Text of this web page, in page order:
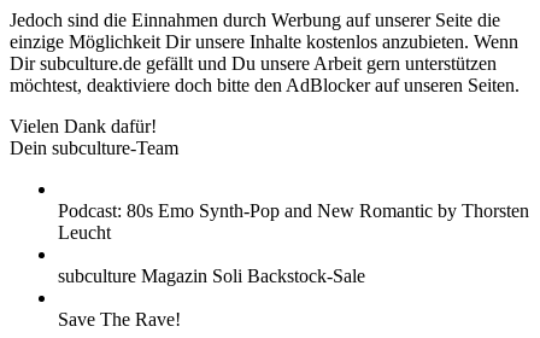
Jedoch sind die Einnahmen durch Werbung auf unserer Seite die
einzige Möglichkeit Dir unsere Inhalte kostenlos anzubieten. Wenn
Dir subculture.de gefällt und Du unsere Arbeit gern unterstützen
möchtest, deaktiviere doch bitte den AdBlocker auf unseren Seiten.
Vielen Dank dafür!
Dein subculture-Team
Podcast: 80s Emo Synth-Pop and New Romantic by Thorsten
Leucht
subculture Magazin Soli Backstock-Sale
Save The Rave!